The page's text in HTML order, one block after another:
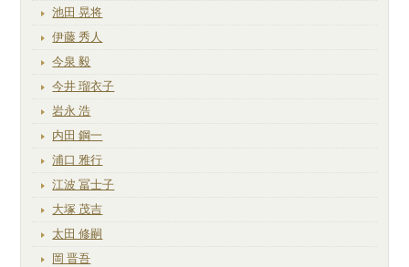
池田 晃将
伊藤 秀人
今泉 毅
今井 瑠衣子
岩永 浩
内田 鋼一
浦口 雅行
江波 冨士子
大塚 茂吉
太田 修嗣
岡 晋吾